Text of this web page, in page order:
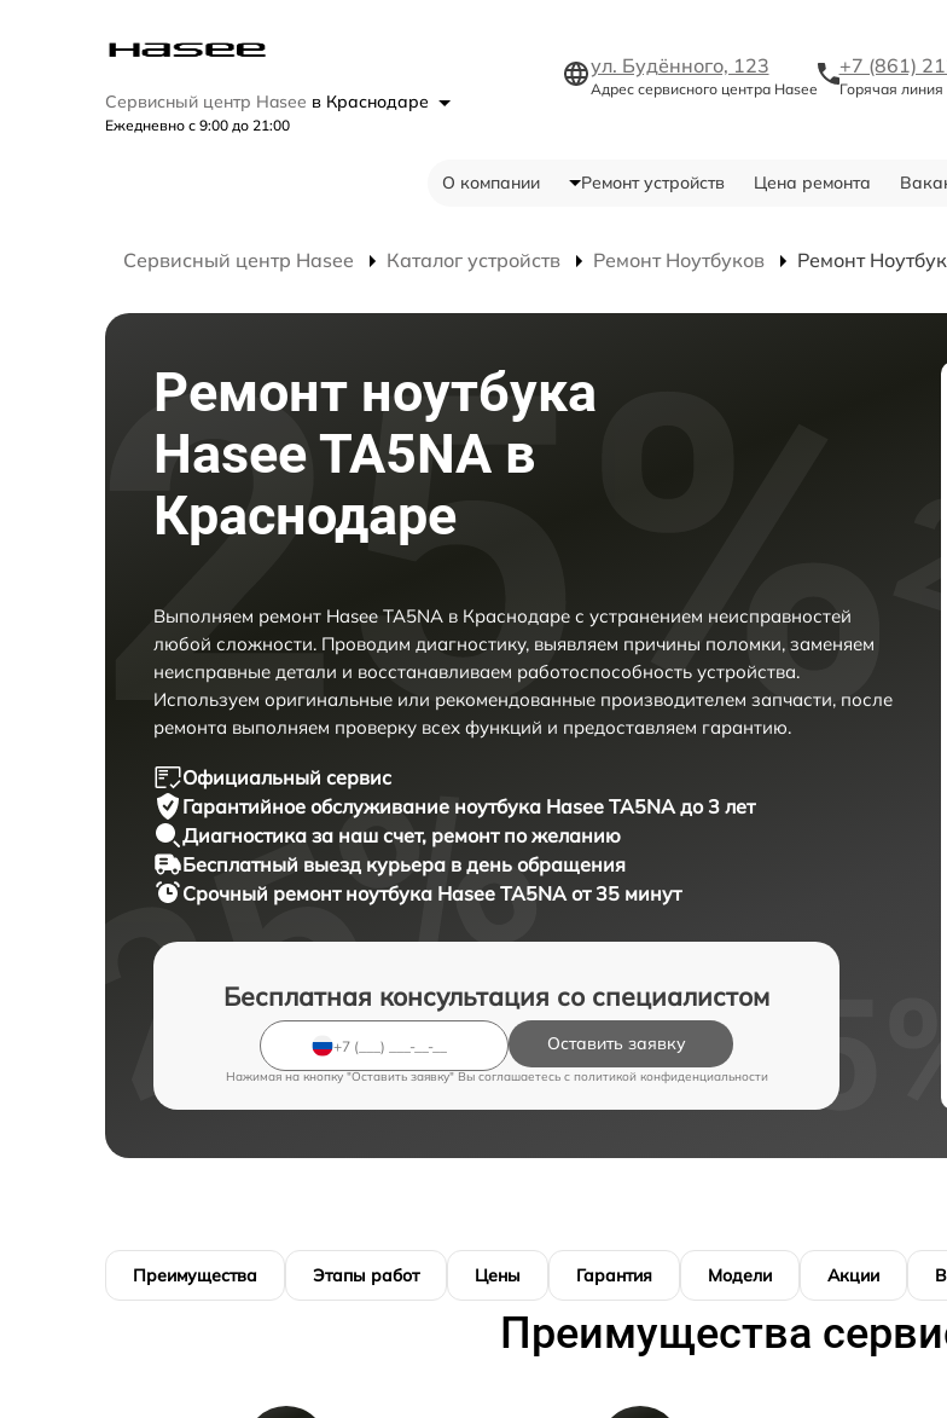
Сервисный центр Hasee в Краснодаре
Ежедневно с 9:00 до 21:00
ул. Будённого, 123
Адрес сервисного центра Hasee
+7 (861)
Горячая линия
О компании Ремонт устройств Цена ремонта
Сервисный центр Hasee Каталог устройств Ремонт Ноутбуков Ремонт
Ремонт ноутбука
Hasee TA5NA в
Краснодаре
Выполняем ремонт Hasee TA5NA в Краснодаре с устранением неисправностей
любой сложности. Проводим диагностику, выявляем причины поломки, заменяем
неисправные детали и восстанавливаем работоспособность устройства.
Используем оригинальные или рекомендованные производителем запчасти, после
ремонта выполняем проверку всех функций и предоставляем гарантию.
Официальный сервис
Гарантийное обслуживание ноутбука Hasee TA5NA до 3 лет
Диагностика за наш счет, ремонт по желанию
Бесплатный выезд курьера в день обращения
Срочный ремонт ноутбука Hasee TA5NA от 35 минут
Бесплатная консультация со специалистом
Оставить заявку
Нажимая на кнопку "Оставить заявку" Вы соглашаетесь c политикой конфиденциальности
Преимущества Этапы работ Цены Гарантия Модели Акции
Преимущества